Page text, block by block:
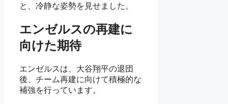
と、冷静な姿勢を見せました。
エンゼルスの再建に
向けた期待
エンゼルスは、大谷翔平の退団
後、チーム再建に向けて積極的な
補強を行っています。